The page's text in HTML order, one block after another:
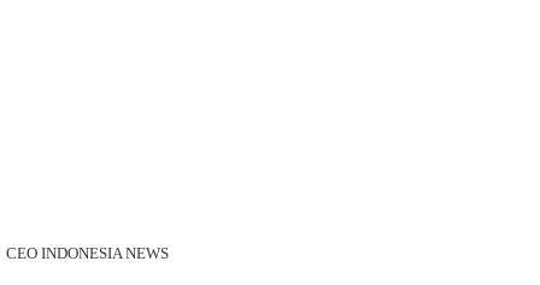
CEO INDONESIA NEWS